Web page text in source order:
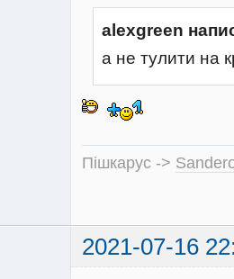
alexgreen
а не тулити на
Пішкарус ->
2021-07-16